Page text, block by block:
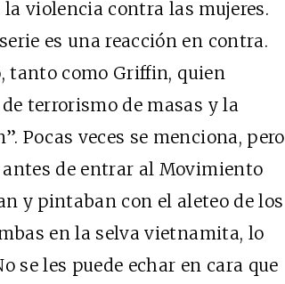
violencia contra las mujeres.
es una reacción en contra.
tanto como Griffin, quien
terrorismo de masas y la
Pocas veces se menciona, pero
de entrar al Movimiento
y pintaban con el aleteo de los
en la selva vietnamita, lo
se les puede echar en cara que